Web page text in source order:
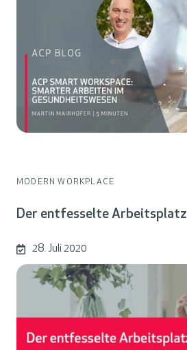
MODERN WORKPLACE
Der entfesselte Arbeitsplatz
28. Juli 2020